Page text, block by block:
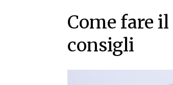
Come fare
consigli